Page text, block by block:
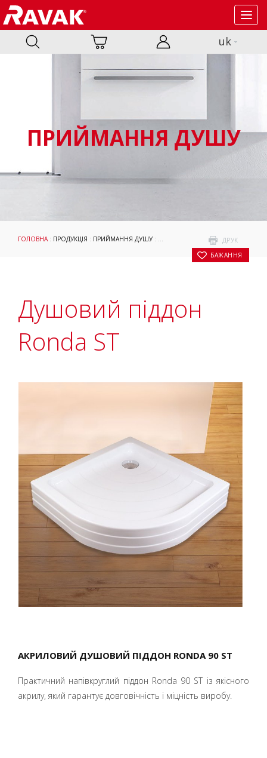
uk
ПРИЙМАННЯ ДУШУ
ДРУК
БАЖАННЯ
ГОЛОВНА: ПРОДУКЦІЯ : ПРИЙМАННЯ ДУШУ : ДУШОВІ ПІДДОНИ: KASKADA
Душовий піддон
Ronda ST
АКРИЛОВИЙ ДУШОВИЙ ПІДДОН RONDA 90 ST
Практичний напівкруглий піддон Ronda 90 ST із якісного
акрилу, який гарантує довговічність і міцність виробу.